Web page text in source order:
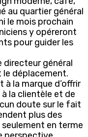
au quartier général
le mois prochain
y opéreront
pour guider les
directeur général
le déplacement.
à la marque d’offrir
la clientèle et de
doute sur le fait
plus des
seulement en terme